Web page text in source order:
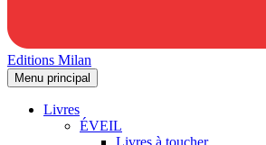
Editions Milan
Menu principal
Livres
ÉVEIL
Livres à toucher